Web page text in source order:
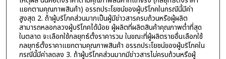
แยกตามคุณภาพสินค้า) อรรถประโยชน์ของผู้บริโภคในกรณีนี้มีค่า
สูงสุด 2. ถ้าผู้บริโภคส่วนมากเป็นผู้มีข่าวสารครบถ้วนหรือผู้ผลิต
สามารถหลอกลวงผู้บริโภคได้น้อย ผู้ผลิตที่ผลิตสินค้าคุณภาพต่ำที่สุด
ในตลาด จะเลือกใช้กลยุทธ์ตั้งราคารวม ในขณะที่ผู้ผลิตรายอื่นเลือกใช้
กลยุทธ์ตั้งราคาแยกตามคุณภาพสินค้า อรรถประโยชน์ของผู้บริโภคใน
กรณีนี้มีค่าลดลง 3. ถ้าผู้บริโภคส่วนมากมีข่าวสารไม่ครบถ้วนหรือผู้